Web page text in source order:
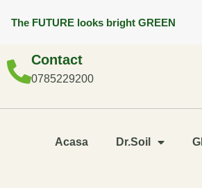
The FUTURE looks bright GREEN
Contact
0785229200
Acasa Dr.Soil